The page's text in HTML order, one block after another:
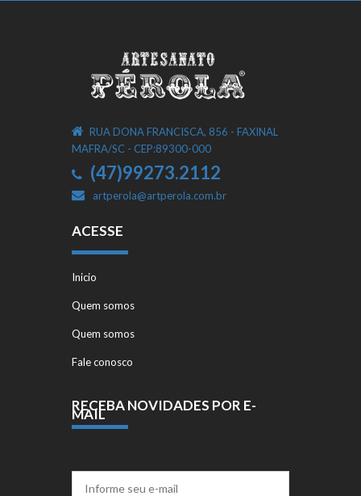
RUA DONA FRANCISCA, 856 - FAXINAL
MAFRA/SC - CEP:89300-000
(47)99273.2112
artperola@artperola.com.br
ACESSE
Inicio
Quem somos
Quem somos
Fale conosco
RECEBA NOVIDADES POR E-
MAIL